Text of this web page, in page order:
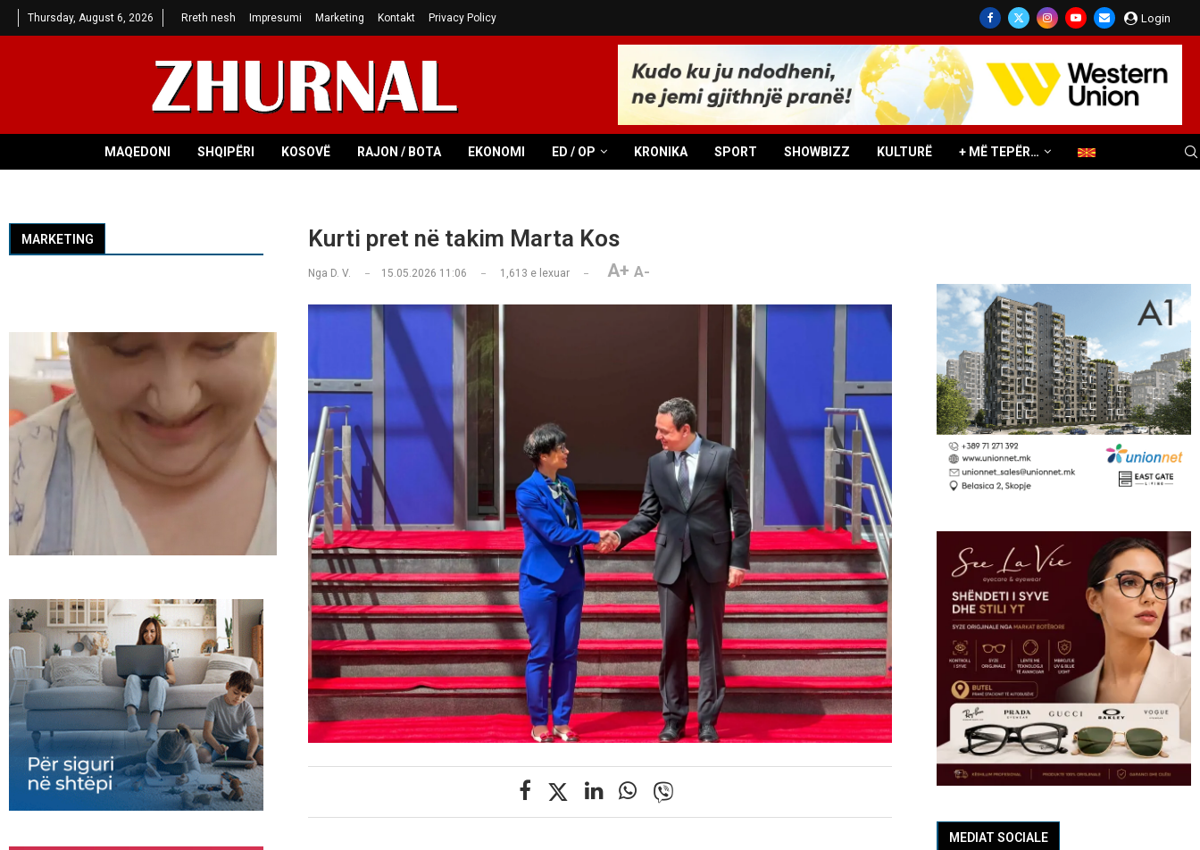
Thursday, August 6, 2026 Rreth nesh Impresumi Marketing Kontakt Privacy Policy Login
MAQEDONI SHQIPËRI KOSOVË RAJON / BOTA EKONOMI ED / OP KRONIKA SPORT SHOWBIZZ KULTURË + MË TEPËR…
Kurti pret në takim Marta Kos
Nga D. V. 15.05.2026 11:06 1,613 e lexuar A+ A-
MEDIAT SOCIALE
MARKETING